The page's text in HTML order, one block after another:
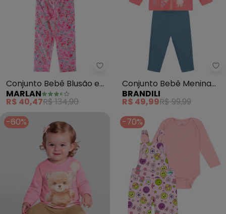
Marlan - Conjunto Bebê Blusão
Conjunto Bebê Blusão e
Legging Mini Floral (Rosa)
MARLAN
R$ 40,47R$ 134,90
Conjunto Bebê Menina
em Puff (Rosa)
BRANDILI
R$ 49,99R$ 99,99
-60%
-70%